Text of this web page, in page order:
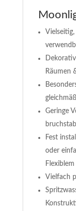
Räumen
Geringe
Fest
oder
Flexiblem
Vielfach